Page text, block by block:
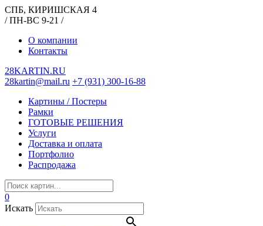
СПБ, КИРИШСКАЯ 4
/ ПН-ВС 9-21 /
О компании
Контакты
28KARTIN.RU
28kartin@mail.ru +7 (931) 300-16-88
Картины / Постеры
Рамки
ГОТОВЫЕ РЕШЕНИЯ
Услуги
Доставка и оплата
Портфолио
Распродажа
0
Искать